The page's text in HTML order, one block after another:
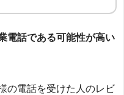
電話である可能性が高い
の電話を受けた人のレビ